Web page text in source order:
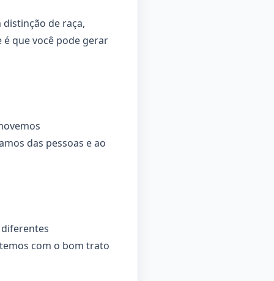
de raça,
que você pode gerar
das pessoas e ao
com o bom trato